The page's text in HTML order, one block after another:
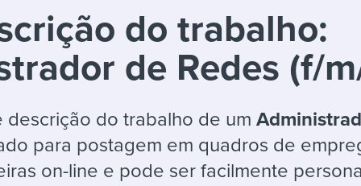
candidates
hiring pipelines
Or browse by
A flexible workplace
means new ways of
working. Pick up tips
templates
checklists
& reports
Get insights, guidance,
the know.
resources
For your job search:
INTERVIEWS & ANSWERS
Typical interview
answers for each.
do trabalho:
de Redes (f/
descrição do trabalho de um
para postagem em quadros de
on-line e pode ser facilmente